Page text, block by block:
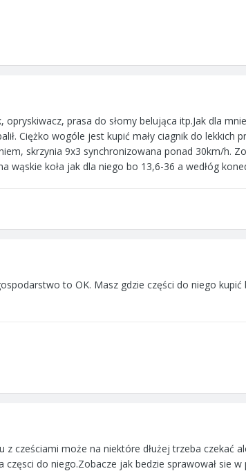
prasa do słomy belująca itp.Jak dla
Ciężko wogóle jest kupić mały ciagnik do lekkich
skrzynia 9x3 synchronizowana ponad 30km/h.
wąskie koła jak dla niego bo 13,6-36 a wedłóg
to OK. Masz gdzie części do niego kupić
cześciami może na niektóre dłużej trzeba czekać
do niego.Zobacze jak bedzie sprawował sie